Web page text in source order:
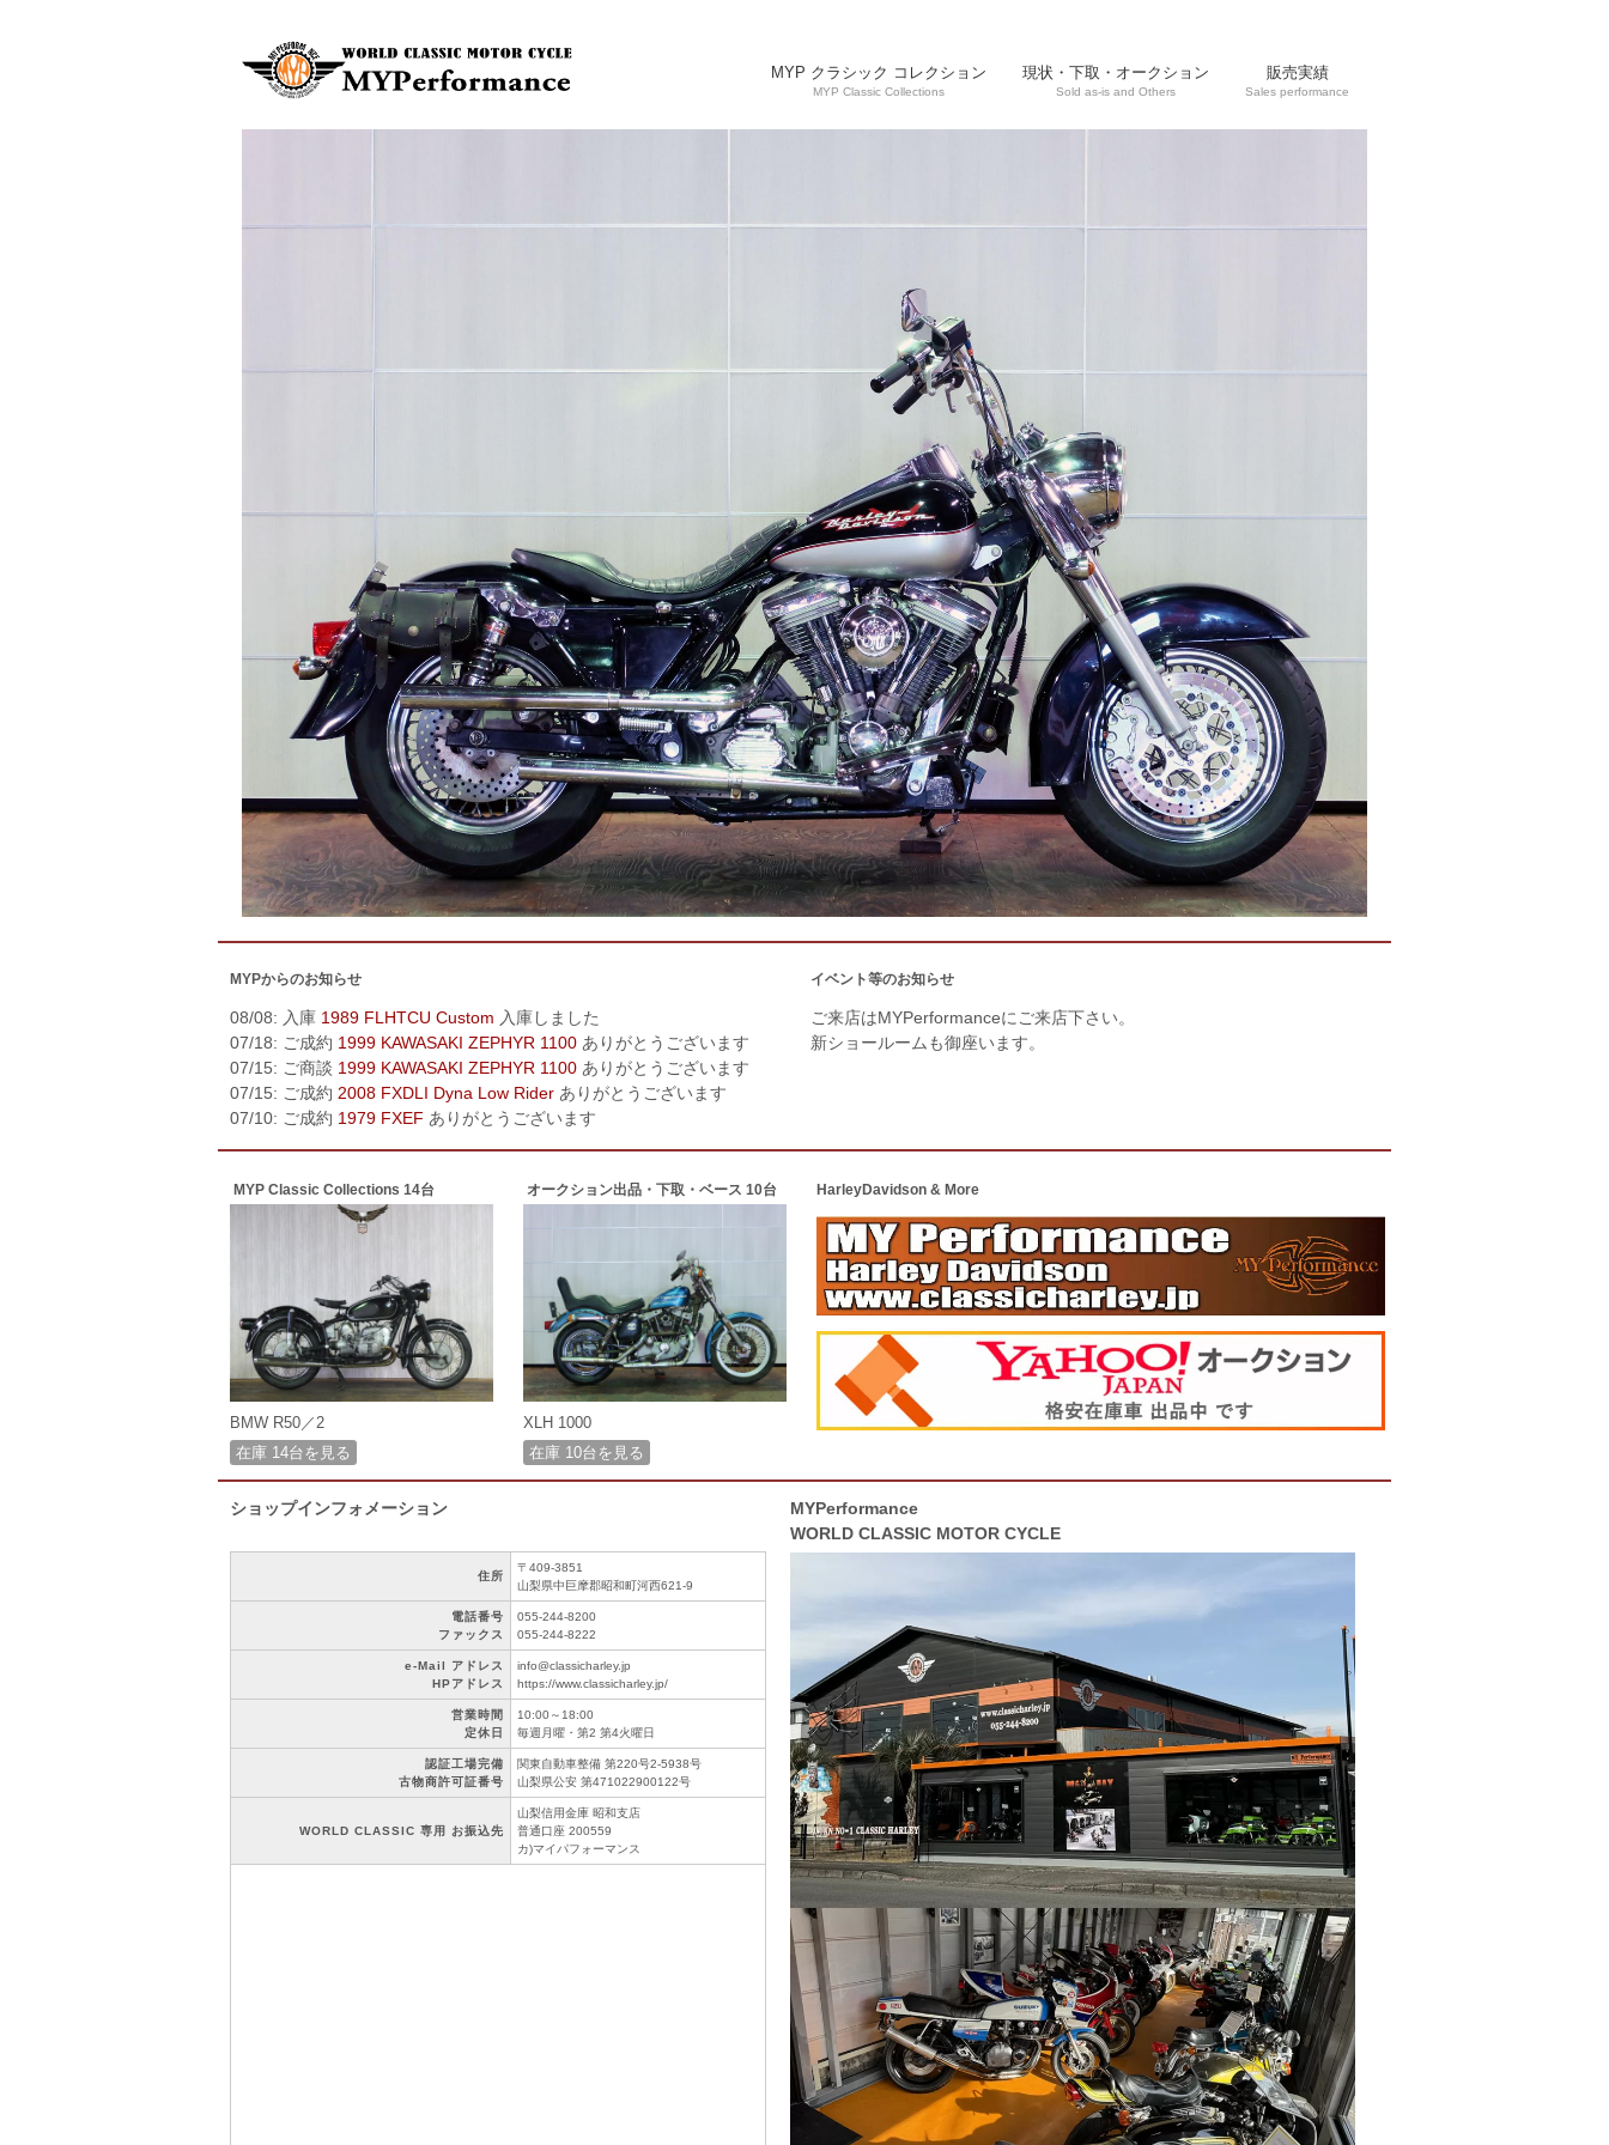
MYP クラシック コレクション
MYP Classic Collections
現状・下取・オークション
Sold as-is and Others
販売実績
Sales performance
MYPからのお知らせ
08/08: 入庫 1989 FLHTCU Custom 入庫しました
07/18: ご成約 1999 KAWASAKI ZEPHYR 1100 ありがとうございます
07/15: ご商談 1999 KAWASAKI ZEPHYR 1100 ありがとうございます
07/15: ご成約 2008 FXDLI Dyna Low Rider ありがとうございます
07/10: ご成約 1979 FXEF ありがとうございます
イベント等のお知らせ
ご来店はMYPerformanceにご来店下さい。
新ショールームも御座います。
MYP Classic Collections 14台
BMW R50／2
在庫 14台を見る
オークション出品・下取・ベース 10台
XLH 1000
在庫 10台を見る
HarleyDavidson & More
ショップインフォメーション
住所
〒409-3851
山梨県中巨摩郡昭和町河西621-9
電話番号
ファックス
055-244-8200
055-244-8222
e-Mail アドレス
HPアドレス
info@classicharley.jp
https://www.classicharley.jp/
営業時間
定休日
10:00～18:00
毎週月曜・第2 第4火曜日
認証工場完備
古物商許可証番号
関東自動車整備 第220号2-5938号
山梨県公安 第471022900122号
WORLD CLASSIC 専用 お振込先
山梨信用金庫 昭和支店
普通口座 200559
カ)マイパフォーマンス
MYPerformance
WORLD CLASSIC MOTOR CYCLE